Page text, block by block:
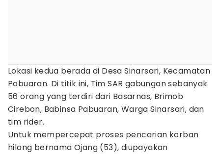
Lokasi kedua berada di Desa Sinarsari, Kecamatan
Pabuaran. Di titik ini, Tim SAR gabungan sebanyak
56 orang yang terdiri dari Basarnas, Brimob
Cirebon, Babinsa Pabuaran, Warga Sinarsari, dan
tim rider.
Untuk mempercepat proses pencarian korban
hilang bernama Ojang (53), diupayakan